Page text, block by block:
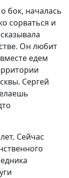
бок, началась
сорваться и
Он любит
едем
Сергей
Сейчас